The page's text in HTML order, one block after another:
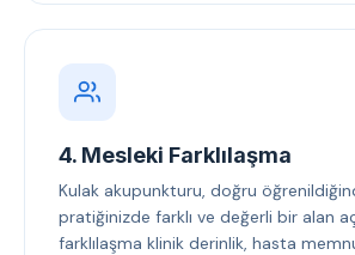
4. Mesleki Farklılaşma
Kulak akupunkturu, doğru
pratiğinizde farklı ve değerli bir alan
farklılaşma klinik derinlik, hasta